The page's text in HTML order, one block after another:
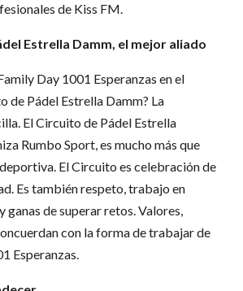
de Kiss FM.
Estrella Damm, el mejor aliado
Day 1001 Esperanzas en el
de Pádel Estrella Damm? La
El Circuito de Pádel Estrella
Rumbo Sport, es mucho más que
El Circuito es celebración de
Es también respeto, trabajo en
ganas de superar retos. Valores,
con la forma de trabajar de
Esperanzas.